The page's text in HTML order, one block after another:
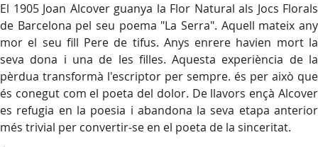
El 1905 Joan Alcover guanya la Flor Natural als Jocs Florals
de Barcelona pel seu poema "La Serra". Aquell mateix any
mor el seu fill Pere de tifus. Anys enrere havien mort la
seva dona i una de les filles. Aquesta experiència de la
pèrdua transformà l'escriptor per sempre. és per això que
és conegut com el poeta del dolor. De llavors ençà Alcover
es refugia en la poesia i abandona la seva etapa anterior
més trivial per convertir-se en el poeta de la sinceritat.